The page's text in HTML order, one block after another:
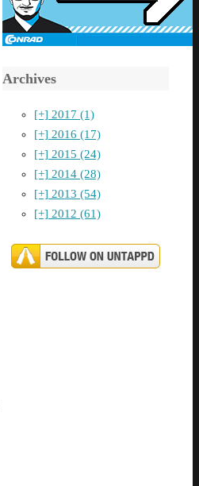
Archives
[+] 2017 (1)
[+] 2016 (17)
[+] 2015 (24)
[+] 2014 (28)
[+] 2013 (54)
[+] 2012 (61)